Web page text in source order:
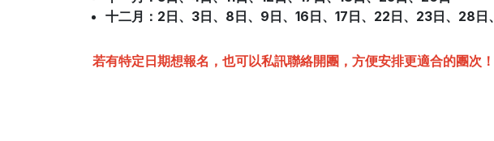
十二月 ：2日、 3日、8日、 9日、16日、 17日、22日、 23日、28日、
若有特定日期想報名，也可以私訊聯絡開團，方便安排更適合的團次！